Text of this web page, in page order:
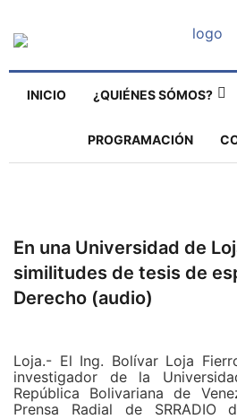
INICIO ¿QUIÉNES SÓMOS?
PROGRAMACIÓN
En una Universidad de
similitudes de tesis de
Derecho (audio)
Loja.- El Ing. Bolívar Loja
investigador de la
República Bolivariana de
Prensa Radial de SRRADIO